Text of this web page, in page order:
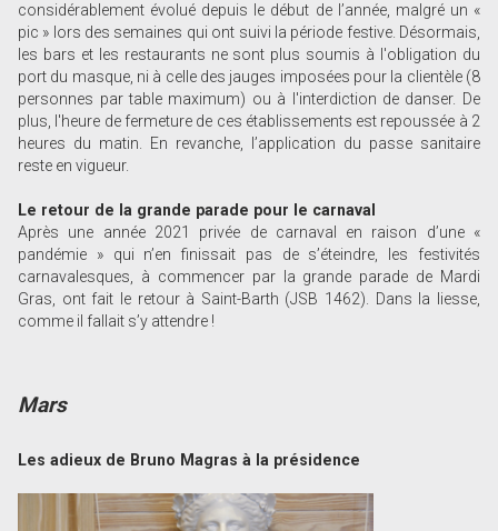
considérablement évolué depuis le début de l’année, malgré un «
pic » lors des semaines qui ont suivi la période festive. Désormais,
les bars et les restaurants ne sont plus soumis à l'obligation du
port du masque, ni à celle des jauges imposées pour la clientèle (8
personnes par table maximum) ou à l'interdiction de danser. De
plus, l'heure de fermeture de ces établissements est repoussée à 2
heures du matin. En revanche, l’application du passe sanitaire
reste en vigueur.
Le retour de la grande parade pour le carnaval
Après une année 2021 privée de carnaval en raison d’une «
pandémie » qui n’en finissait pas de s’éteindre, les festivités
carnavalesques, à commencer par la grande parade de Mardi
Gras, ont fait le retour à Saint-Barth (JSB 1462). Dans la liesse,
comme il fallait s’y attendre !
Mars
Les adieux de Bruno Magras à la présidence